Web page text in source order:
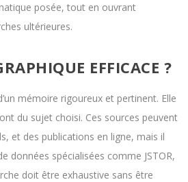
posée, tout en ouvrant
ultérieures.
EFFICACE ?
mémoire rigoureux et pertinent. Elle
du sujet choisi. Ces sources peuvent
et des publications en ligne, mais il
données spécialisées comme JSTOR,
doit être exhaustive sans être